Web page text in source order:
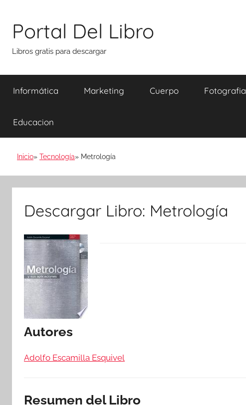
contenido
Portal Del Libro
Libros gratis para descargar
Informática Marketing Cuerpo Fotografia
Educacion
Inicio Tecnología Metrología
Descargar Libro: Metrología
Autores
Adolfo Escamilla Esquivel
Resumen del Libro